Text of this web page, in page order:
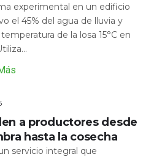
experimental en un edificio
el 45% del agua de lluvia y
de la losa 15°C en
a productores desde
hasta la cosecha
servicio integral que